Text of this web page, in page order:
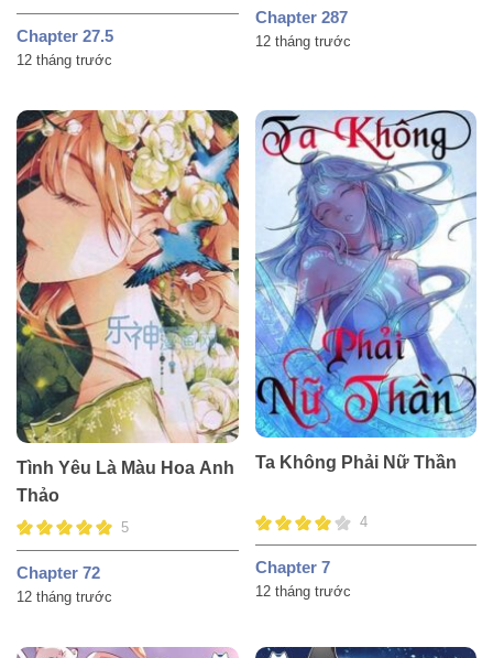
Chapter 27.5
12 tháng trước
Chapter 287
12 tháng trước
Tình Yêu Là Màu Hoa Anh
Thảo
5
Chapter 72
12 tháng trước
Ta Không Phải Nữ Thần
4
Chapter 7
12 tháng trước